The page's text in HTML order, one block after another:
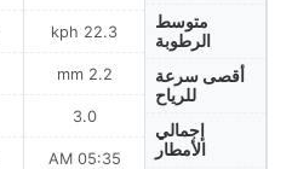
متوسط
الرطوبة
أقصى سرعة
للرياح
إجمالي
الأمطار
22.3 kph
2.2 mm
3.0
05:35 AM